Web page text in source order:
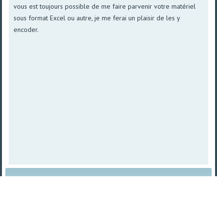
vous est toujours possible de me faire parvenir votre matériel
sous format Excel ou autre, je me ferai un plaisir de les y
encoder.